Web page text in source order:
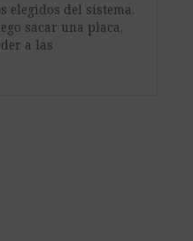
elegidos del sistema.
sacar una placa,
a las